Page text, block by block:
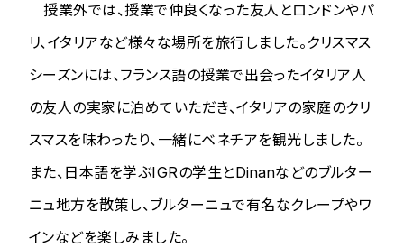
授業外では、授業で仲良くなった友人とロンドンやパ
リ、イタリアなど様々な場所を旅行しました。クリスマス
シーズンには、フランス語の授業で出会ったイタリア人
の友人の実家に泊めていただき、イタリアの家庭のクリ
スマスを味わったり、一緒にベネチアを観光しました。
また、日本語を学ぶIGRの学生とDinanなどのブルター
ニュ地方を散策し、ブルターニュで有名なクレープやワ
インなどを楽しみました。